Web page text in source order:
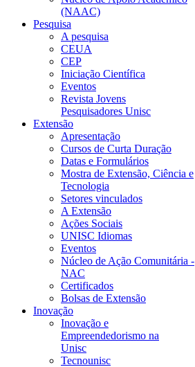
(NAAC)
Pesquisa
A pesquisa
CEUA
CEP
Iniciação Científica
Eventos
Revista Jovens
Pesquisadores Unisc
Extensão
Apresentação
Cursos de Curta Duração
Datas e Formulários
Mostra de Extensão, Ciência e
Tecnologia
Setores vinculados
A Extensão
Ações Sociais
UNISC Idiomas
Eventos
Núcleo de Ação Comunitária -
NAC
Certificados
Bolsas de Extensão
Inovação
Inovação e
Empreendedorismo na
Unisc
Tecnounisc